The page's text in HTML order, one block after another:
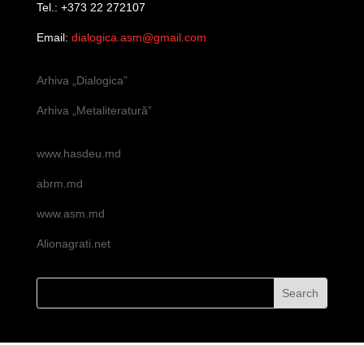
Tel.: +373 22 272107
Email: dialogica.asm@gmail.com
Arhiva „Dialogica”
Arhiva „Metaliteratură”
www.hasdeu.md
abrm.md
www.asm.md
Alionagrati.net